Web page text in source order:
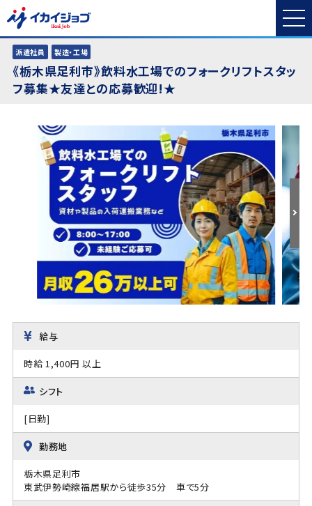
派遣社員 製造・工場
《栃木県足利市》飲料水工場でのフォークリフトスタッ
フ募集★友達との応募歓迎!★
給与
時給 1,400円 以上
シフト
[日勤]
勤務地
栃木県足利市
東武伊勢崎線福居駅から徒歩35分 車で5分